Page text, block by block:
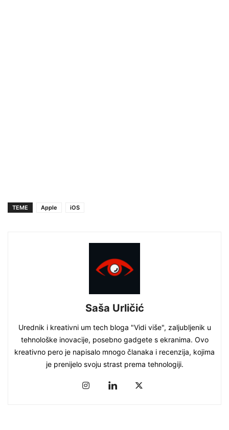
TEME Apple iOS
Saša Urličić
Urednik i kreativni um tech bloga "Vidi više", zaljubljenik u
tehnološke inovacije, posebno gadgete s ekranima. Ovo
kreativno pero je napisalo mnogo članaka i recenzija, kojima
je prenijelo svoju strast prema tehnologiji.